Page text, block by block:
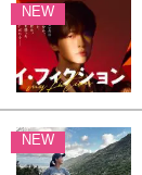
NEW
NEW